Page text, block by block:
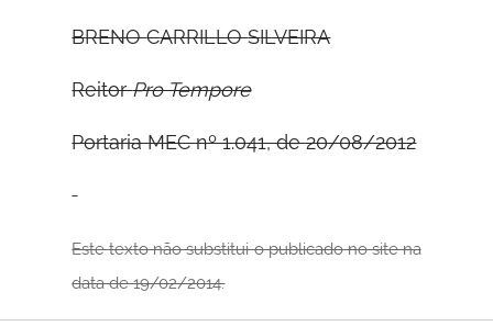
BRENOCARRILLOSILVEIRA
ReitorPro Tempore
Portaria MEC nº 1.041, de 20/08/2012
Este texto não substitui o publicado no site na
data de 19/02/2014.